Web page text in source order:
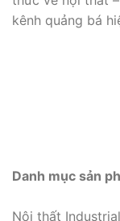
kênh quảng bá
Danh mục sản
Nội thất Industrial